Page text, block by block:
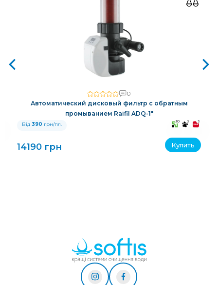
0
Автоматический дисковый фильтр с обратным
промыванием Raifil ADQ-1"
Від 390 грн/пл. 10 3 3
14190 грн Купить